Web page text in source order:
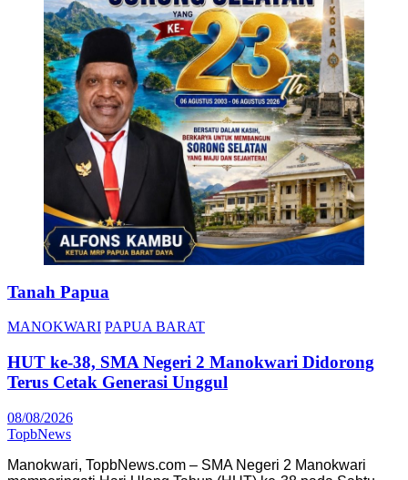
Tanah Papua
MANOKWARI PAPUA BARAT
HUT ke-38, SMA Negeri 2 Manokwari Didorong
Terus Cetak Generasi Unggul
08/08/2026
TopbNews
Manokwari, TopbNews.com – SMA Negeri 2 Manokwari